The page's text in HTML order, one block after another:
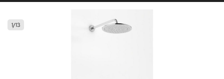
1/13